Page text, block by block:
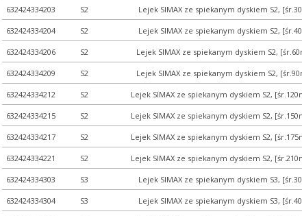
632424334203 S2 Lejek SIMAX ze spiekanym dyskiem S2,
632424334204 S2 Lejek SIMAX ze spiekanym dyskiem S2,
632424334206 S2 Lejek SIMAX ze spiekanym dyskiem S2,
632424334209 S2 Lejek SIMAX ze spiekanym dyskiem S2,
632424334212 S2 Lejek SIMAX ze spiekanym dyskiem S2,
632424334215 S2 Lejek SIMAX ze spiekanym dyskiem S2,
632424334217 S2 Lejek SIMAX ze spiekanym dyskiem S2,
632424334221 S2 Lejek SIMAX ze spiekanym dyskiem S2,
632424334303 S3 Lejek SIMAX ze spiekanym dyskiem S3,
632424334304 S3 Lejek SIMAX ze spiekanym dyskiem S3,